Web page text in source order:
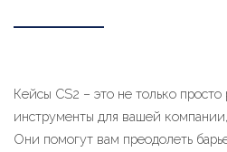
Кейсы CS2 – это не только
инструменты для вашей компании,
Они помогут вам преодолеть